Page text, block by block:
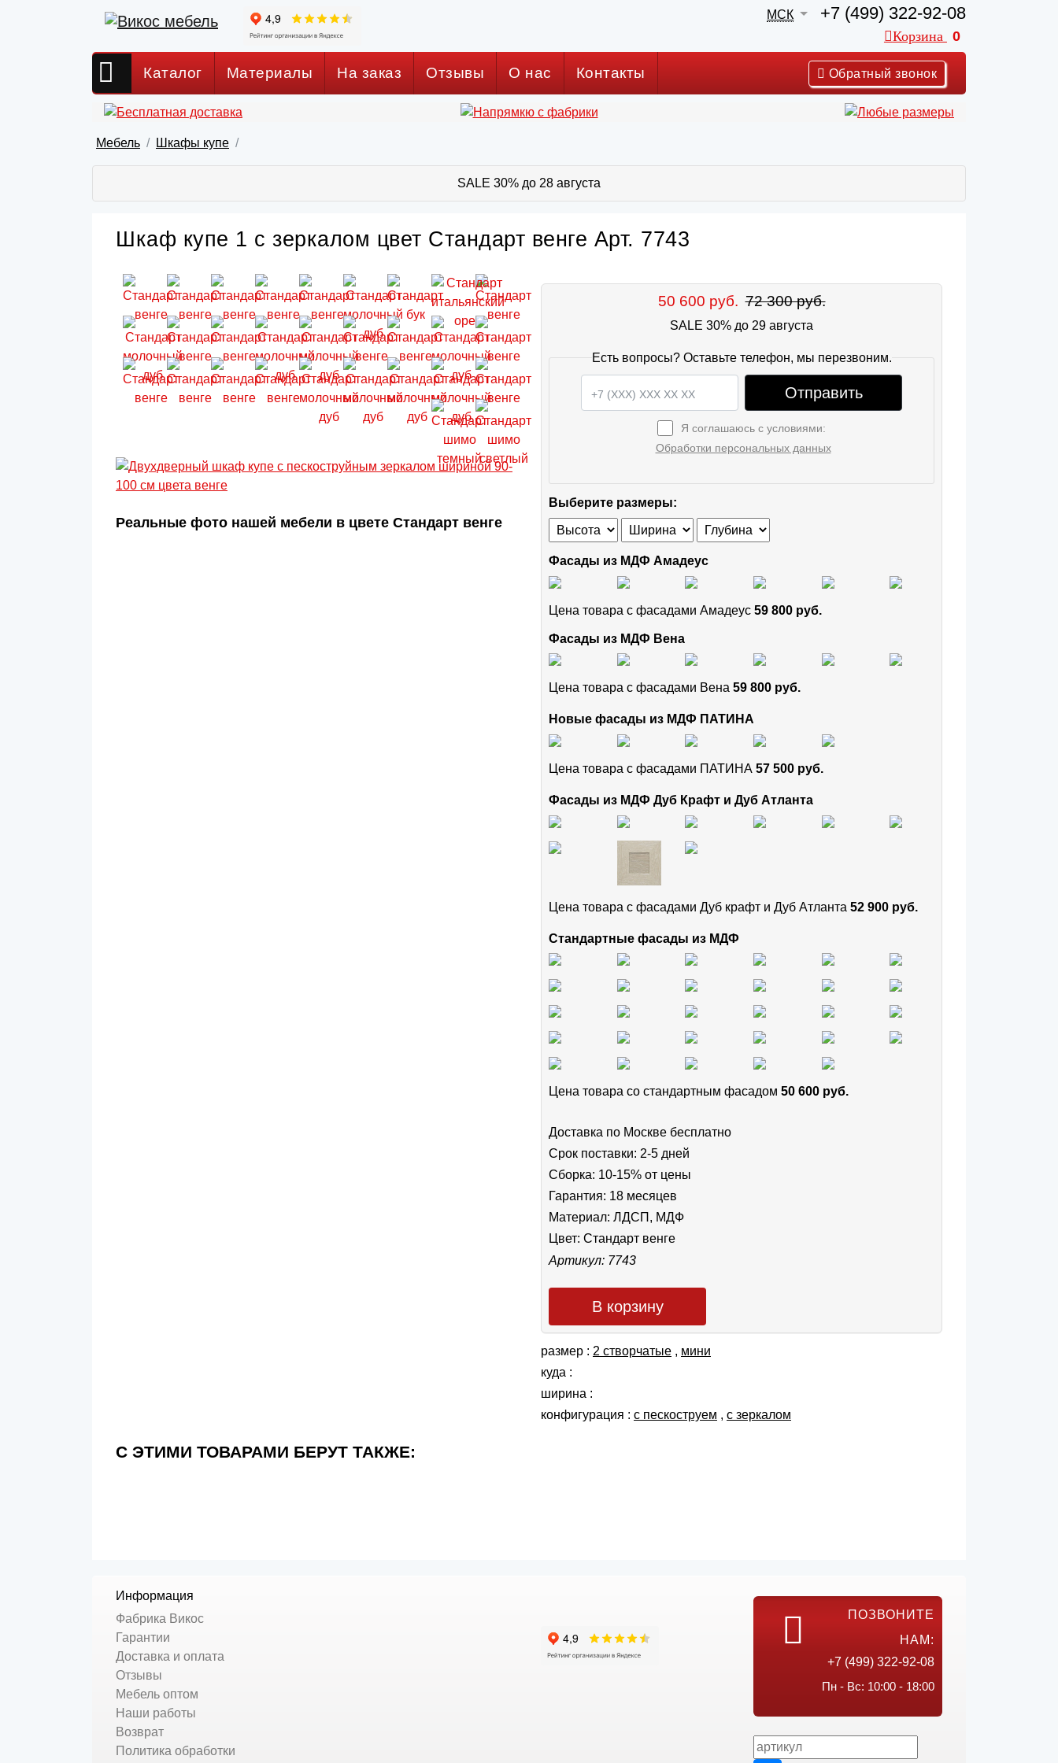
МСК +7 (499) 322-92-08
Корзина 0
Каталог Материалы На заказ Отзывы О нас Контакты Обратный звонок
Мебель Шкафы купе
SALE 30% до 28 августа
Шкаф купе 1 с зеркалом цвет Стандарт венге Арт. 7743
Реальные фото нашей мебели в цвете Стандарт венге
50 600 руб. 72 300 руб.
SALE 30% до 29 августа
Есть вопросы? Оставьте телефон, мы перезвоним.
Отправить
Я соглашаюсь с условиями:
Обработки персональных данных
Выберите размеры:
Фасады из МДФ Амадеус
Цена товара с фасадами Амадеус 59 800 руб.
Фасады из МДФ Вена
Цена товара с фасадами Вена 59 800 руб.
Новые фасады из МДФ ПАТИНА
Цена товара с фасадами ПАТИНА 57 500 руб.
Фасады из МДФ Дуб Крафт и Дуб Атланта
Цена товара с фасадами Дуб крафт и Дуб Атланта 52 900 руб.
Стандартные фасады из МДФ
Цена товара cо стандартным фасадом 50 600 руб.
Доставка по Москве бесплатно
Срок поставки: 2-5 дней
Сборка: 10-15% от цены
Гарантия: 18 месяцев
Материал: ЛДСП, МДФ
Цвет: Стандарт венге
Артикул: 7743
В корзину
размер : 2 створчатые , мини
куда :
ширина :
конфигурация : с пескоструем , с зеркалом
С ЭТИМИ ТОВАРАМИ БЕРУТ ТАКЖЕ:
Информация
Фабрика Викос
Гарантии
Доставка и оплата
Отзывы
Мебель оптом
Наши работы
Возврат
Политика обработки
ПОЗВОНИТЕ
НАМ:
+7 (499) 322-92-08
Пн - Вс: 10:00 - 18:00